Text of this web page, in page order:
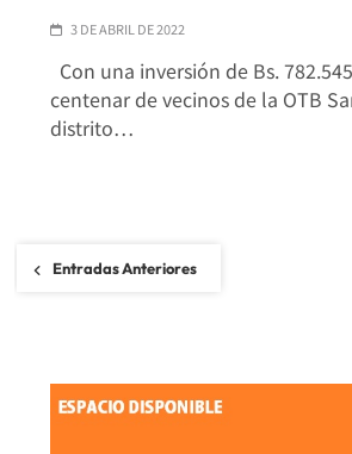
3 DE ABRIL DE 2022
Con una inversión de Bs.
centenar de vecinos de la OTB
distrito…
Navegación
Entradas Anteriores